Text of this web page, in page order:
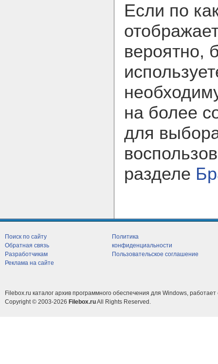
Если по
вероятно,
на более
для
разделе
Поиск по сайту
Обратная связь
Разработчикам
Реклама на сайте
Политика
конфиденциальности
Пользовательское соглашение
Filebox.ru каталог архив программного обеспечения для Windows, работает
Copyright © 2003-2026 Filebox.ruAll Rights Reserved.